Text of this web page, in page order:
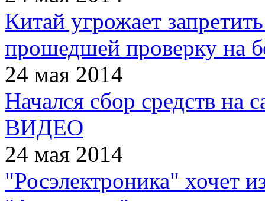
Китай угрожает
прошедшей проверку на
24 мая 2014
Начался сбор средств на
ВИДЕО
24 мая 2014
"Росэлектроника" хочет